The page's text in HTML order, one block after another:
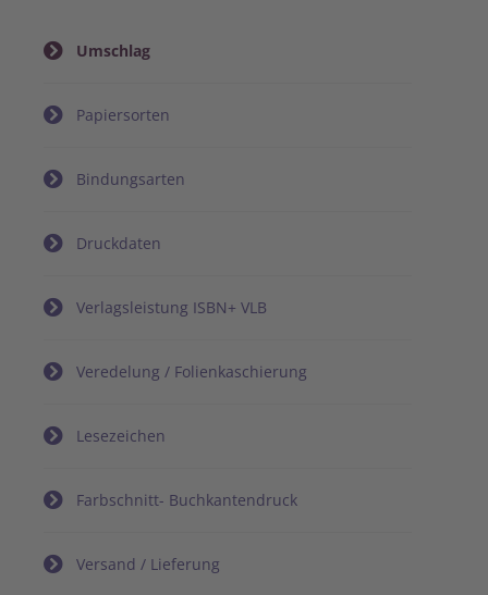
Umschlag
Papiersorten
Bindungsarten
Druckdaten
Verlagsleistung ISBN+ VLB
Veredelung / Folienkaschierung
Lesezeichen
Farbschnitt- Buchkantendruck
Versand / Lieferung